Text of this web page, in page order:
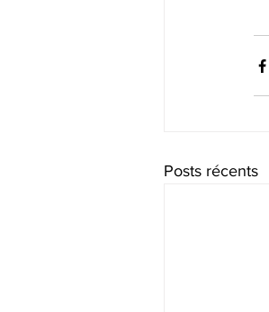
Posts récents